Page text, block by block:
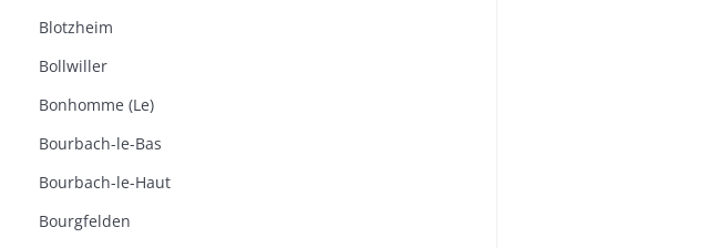
Blotzheim
Bollwiller
Bonhomme (Le)
Bourbach-le-Bas
Bourbach-le-Haut
Bourgfelden